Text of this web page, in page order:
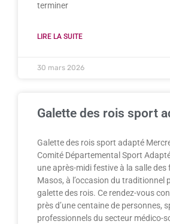
terminer
LIRE LA SUITE
30 mars 2026
Galette des rois sport
Galette des rois sport adapté
Comité Départemental Sport
une après-midi festive à la salle des
Masos, à l’occasion du traditionnel
galette des rois. Ce rendez-vous
près d’une centaine de personnes,
professionnels du secteur médico-